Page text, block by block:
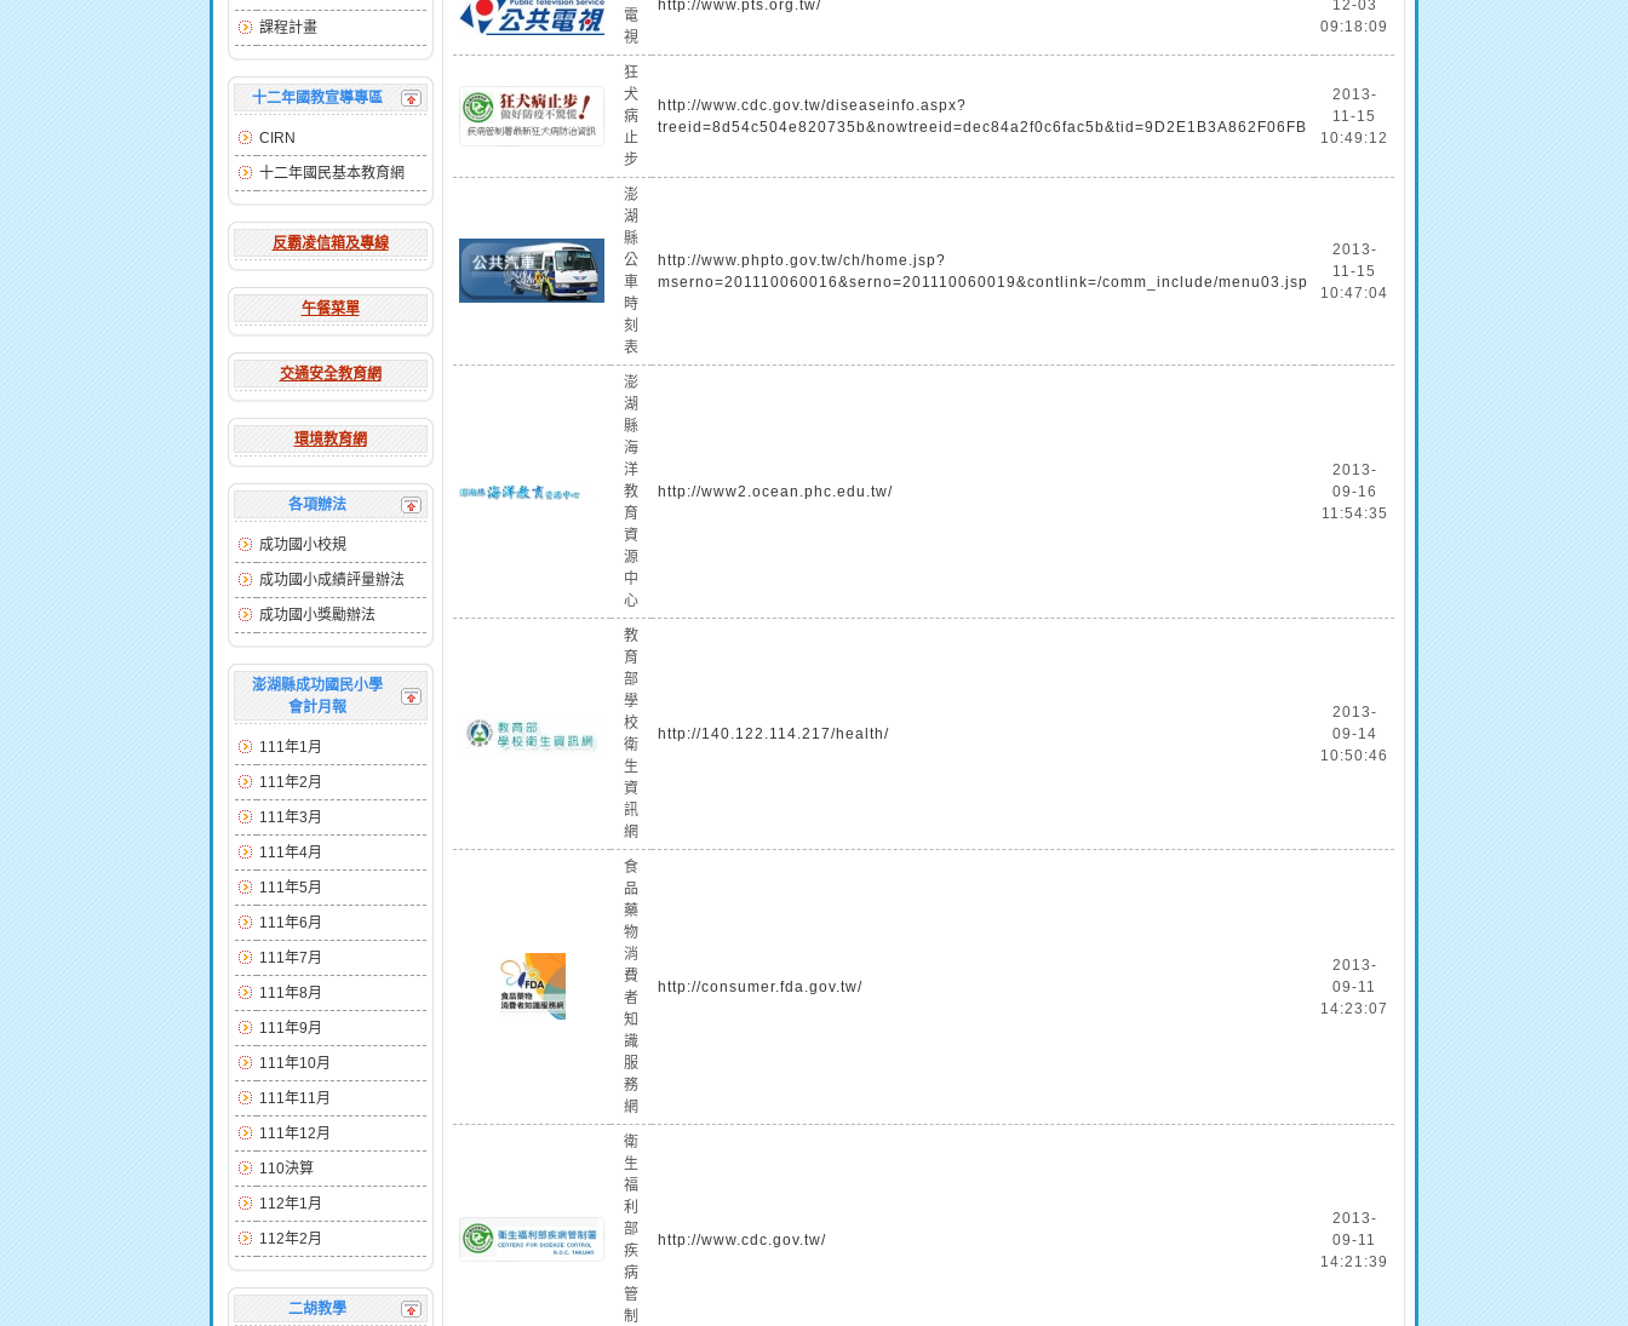
課程計畫
十二年國教宣導專區
CIRN
十二年國民基本教育網
反霸凌信箱及專線
午餐菜單
交通安全教育網
環境教育網
各項辦法
成功國小校規
成功國小成績評量辦法
成功國小獎勵辦法
澎湖縣成功國民小學
會計月報
111年1月
111年2月
111年3月
111年4月
111年5月
111年6月
111年7月
111年8月
111年9月
111年10月
111年11月
111年12月
110決算
112年1月
112年2月
二胡教學
電
視
http://www.pts.org.tw/
12-03
09:18:09
狂
犬
病
止
步
http://www.cdc.gov.tw/diseaseinfo.aspx?
treeid=8d54c504e820735b&nowtreeid=dec84a2f0c6fac5b&tid=9D2E1B3A862F06FB
2013-
11-15
10:49:12
澎
湖
縣
公
車
時
刻
表
http://www.phpto.gov.tw/ch/home.jsp?
mserno=201110060016&serno=201110060019&contlink=/comm_include/menu03.jsp
2013-
11-15
10:47:04
澎
湖
縣
海
洋
教
育
資
源
中
心
http://www2.ocean.phc.edu.tw/
2013-
09-16
11:54:35
教
育
部
學
校
衛
生
資
訊
網
http://140.122.114.217/health/
2013-
09-14
10:50:46
食
品
藥
物
消
費
者
知
識
服
務
網
http://consumer.fda.gov.tw/
2013-
09-11
14:23:07
衛
生
福
利
部
疾
病
管
制
http://www.cdc.gov.tw/
2013-
09-11
14:21:39